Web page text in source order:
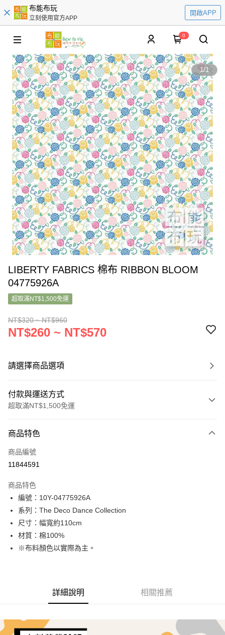
布能布玩
立刻使用官方APP
開啟APP
0
1/1
LIBERTY FABRICS 棉布 RIBBON BLOOM
04775926A
超取滿NT$1,500免運
NT$320 ~ NT$960
NT$260 ~ NT$570
請選擇商品選項
付款與運送方式
超取滿NT$1,500免運
信用卡一次付款
超商取貨付款
Apple Pay
街口支付
Google Pay
AFTEE先享後付
１．簡單：不需註冊會員、不需綁卡、不需儲值。
３．安心：先確認商品／服務後，再付款。
全家取貨付款
商品特色
商品編號
11844591
商品特色
編號：10Y-04775926A
系列：The Deco Dance Collection
尺寸：幅寬約110cm
材質：棉100%
※布料顏色以實際為主。
詳細說明 相關推薦